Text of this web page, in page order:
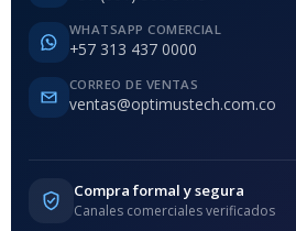
WHATSAPP COMERCIAL
+57 313 437 0000
CORREO DE VENTAS
ventas@optimustech.com.co
Compra formal y segura
Canales comerciales verificados